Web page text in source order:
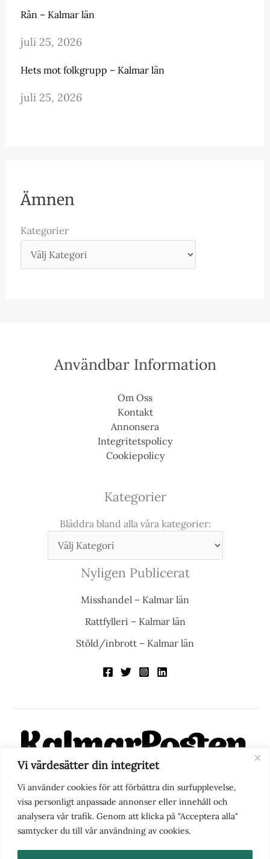
Vi värdesätter din integritet
Vi använder cookies för att förbättra din surfupplevelse,
visa personligt anpassade annonser eller innehåll och
analysera vår trafik. Genom att klicka på "Acceptera alla"
samtycker du till vår användning av cookies.
Rån – Kalmar län
juli 25, 2026
Hets mot folkgrupp – Kalmar län
juli 25, 2026
Ämnen
Kategorier
Användbar Information
Om Oss
Kontakt
Annonsera
Integritetspolicy
Cookiepolicy
Kategorier
Bläddra bland alla våra kategorier:
Nyligen Publicerat
Misshandel – Kalmar län
Rattfylleri – Kalmar län
Stöld/inbrott – Kalmar län
KalmarPosten är en modern lokalnyhetstidning på nätet. Med
fokus på Kalmarregionen, men också med blick för det större
perspektivet, vill vi vara din självklara kanal för nyheter,
berättelser och engagemang. KalmarPosten grundades 1988 och
fick nya ägare 2025.